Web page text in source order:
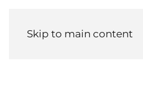
Skip to main content